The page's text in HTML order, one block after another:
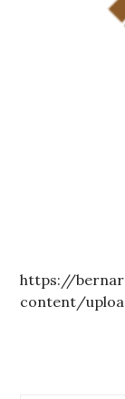
https://
content/